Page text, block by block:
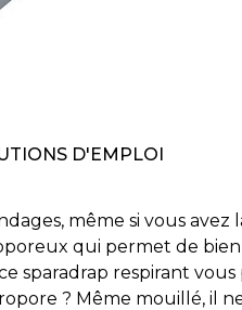
D'EMPLOI
même si vous
qui permet de
sparadrap respirant
? Même mouillé, il